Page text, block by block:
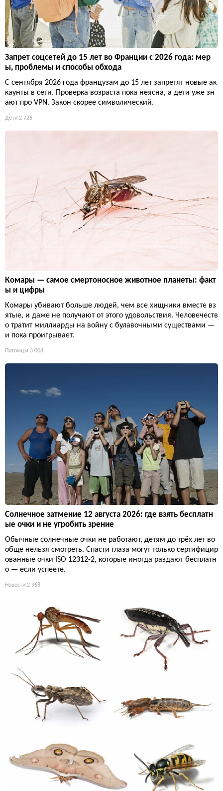
Запрет соцсетей до 15 лет во Франции с 2026 года: мер
ы, проблемы и способы обхода
С сентября 2026 года французам до 15 лет запретят новые ак
каунты в сети. Проверка возраста пока неясна, а дети уже зн
ают про VPN. Закон скорее символический.
Дети 2 726
Комары — самое смертоносное животное планеты: факт
ы и цифры
Комары убивают больше людей, чем все хищники вместе вз
ятые, и даже не получают от этого удовольствия. Человечеств
о тратит миллиарды на войну с булавочными существами —
и пока проигрывает.
Питомцы 3 008
Солнечное затмение 12 августа 2026: где взять бесплатн
ые очки и не угробить зрение
Обычные солнечные очки не работают, детям до трёх лет во
обще нельзя смотреть. Спасти глаза могут только сертифицир
ованные очки ISO 12312-2, которые иногда раздают бесплатн
о — если успеете.
Новости 2 968